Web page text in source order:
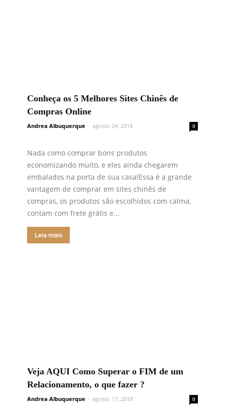
Conheça os 5 Melhores Sites Chinês de
Compras Online
Andrea Albuquerque - agosto 24, 2018 0
Nada como comprar bons produtos
economizando muito, e eles ainda chegarem
embalados na porta de sua casa!Essa é a grande
vantagem de comprar em sites chinês de
compras, os produtos são escolhidos com calma,
contam com frete grátis e...
Leia mais
Veja AQUI Como Superar o FIM de um
Relacionamento, o que fazer ?
Andrea Albuquerque - agosto 17, 2018 0